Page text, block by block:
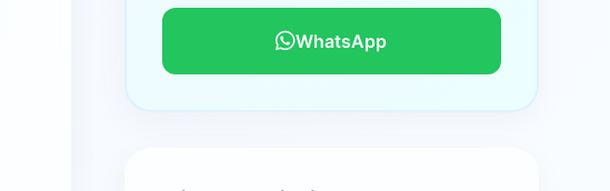
WhatsApp